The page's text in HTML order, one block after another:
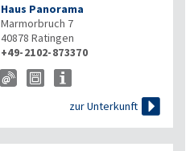
Haus Panorama
Marmorbruch 7
40878 Ratingen
+49-2102-873370
zur Unterkunft 